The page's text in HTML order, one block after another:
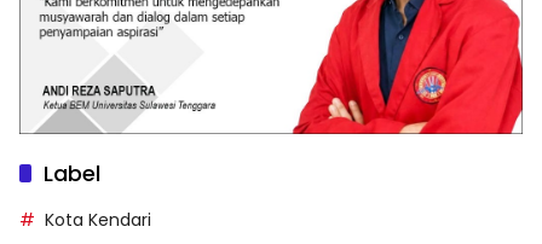
Label
Kota Kendari